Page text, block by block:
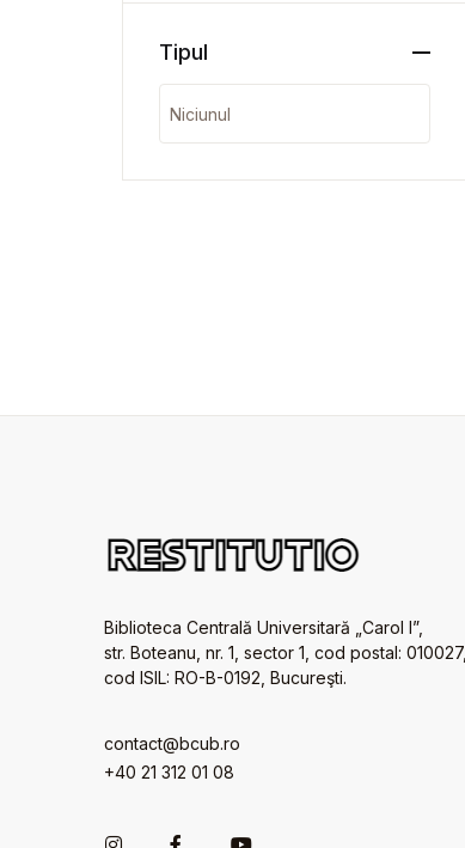
Tipul
Biblioteca Centrală Universitară „Carol I”,
str. Boteanu, nr. 1, sector 1, cod postal: 010027,
cod ISIL: RO-B-0192, Bucureşti.
contact@bcub.ro
+40 21 312 01 08